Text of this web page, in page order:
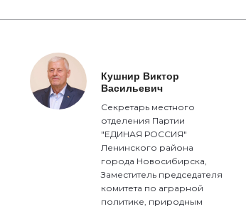
Кушнир Виктор
Васильевич
Секретарь местного
отделения Партии
"ЕДИНАЯ РОССИЯ"
Ленинского района
города Новосибирска,
Заместитель председателя
комитета по аграрной
политике, природным